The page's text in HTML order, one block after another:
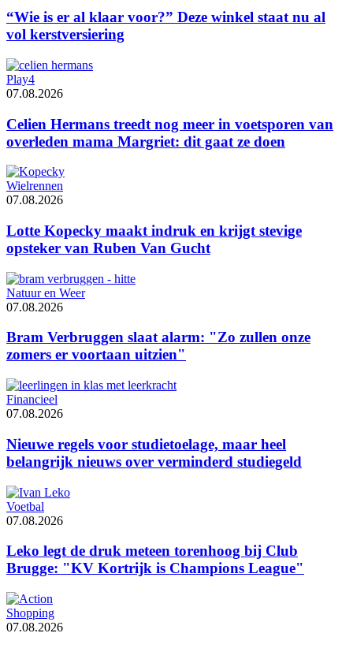
“Wie is er al klaar voor?” Deze winkel staat nu al
vol kerstversiering
Play4
07.08.2026
Celien Hermans treedt nog meer in voetsporen van
overleden mama Margriet: dit gaat ze doen
Wielrennen
07.08.2026
Lotte Kopecky maakt indruk en krijgt stevige
opsteker van Ruben Van Gucht
Natuur en Weer
07.08.2026
Bram Verbruggen slaat alarm: "Zo zullen onze
zomers er voortaan uitzien"
Financieel
07.08.2026
Nieuwe regels voor studietoelage, maar heel
belangrijk nieuws over verminderd studiegeld
Voetbal
07.08.2026
Leko legt de druk meteen torenhoog bij Club
Brugge: "KV Kortrijk is Champions League"
Shopping
07.08.2026